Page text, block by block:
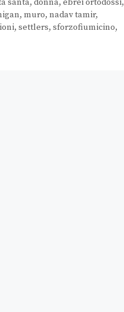
santa, donna, ebrei ortodossi,
, muro, nadav tamir,
, settlers, sforzofiumicino,